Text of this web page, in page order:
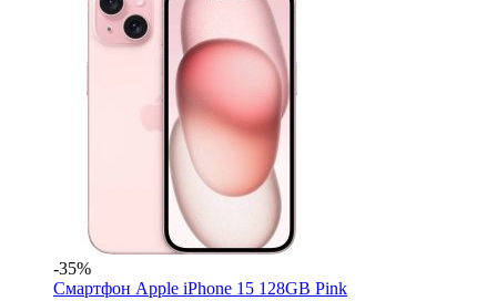
-35%
Смартфон Apple iPhone 15 128GB Pink